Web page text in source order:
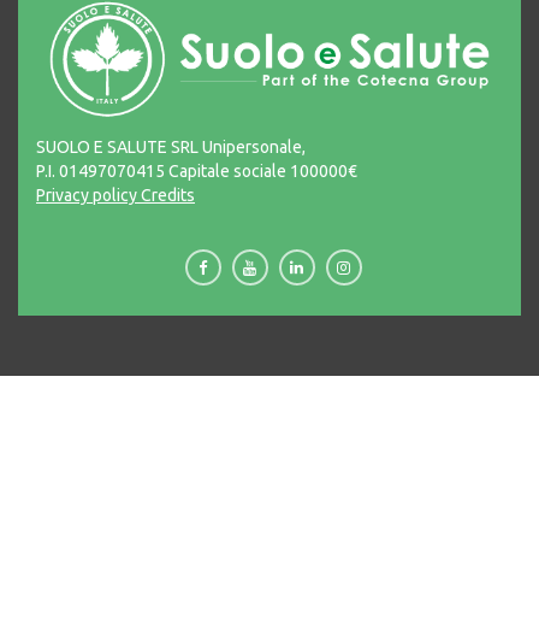
SUOLO E SALUTE SRL Unipersonale,
P.I. 01497070415 Capitale sociale 100000€
Privacy policyCredits